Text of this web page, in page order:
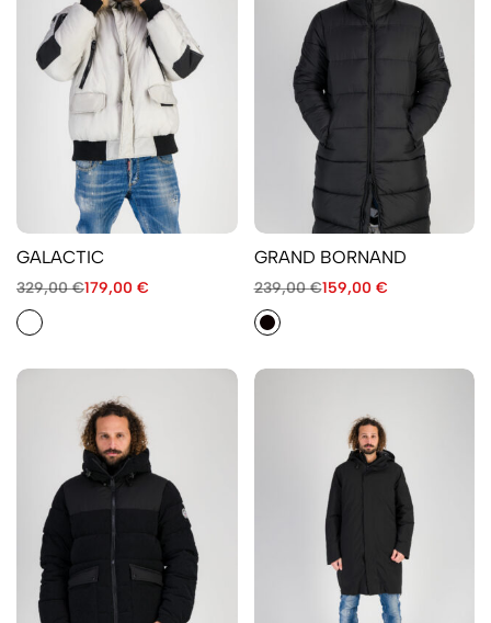
GALACTIC
329,00€179,00 €
GRAND BORNAND
239,00€159,00 €